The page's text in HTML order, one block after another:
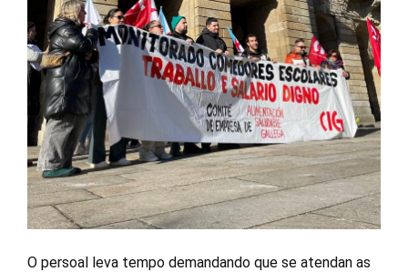
O persoal leva tempo demandando que se atendan as